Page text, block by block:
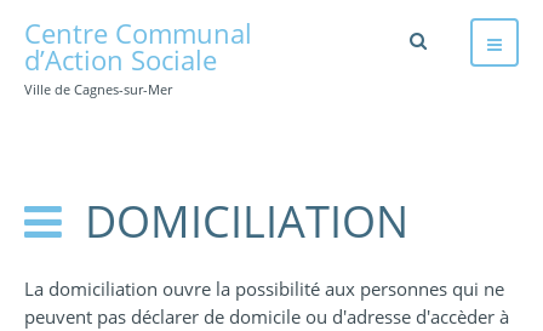
Centre Communal
d’Action Sociale
Ville de Cagnes-sur-Mer
DOMICILIATION
La domiciliation ouvre la possibilité aux personnes qui ne
peuvent pas déclarer de domicile ou d'adresse d'accèder à